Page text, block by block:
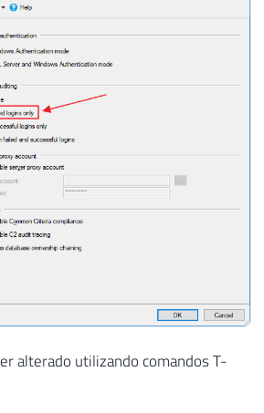
alterado utilizando comandos T-